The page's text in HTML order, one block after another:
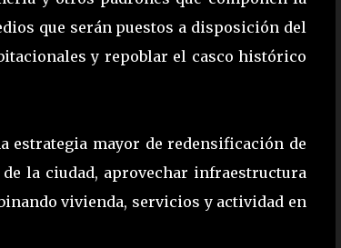
que serán puestos a disposición del
y repoblar el casco histórico
estrategia mayor de redensificación de
la ciudad, aprovechar infraestructura
vivienda, servicios y actividad en